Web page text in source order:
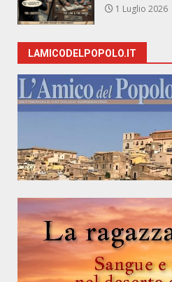
1 Luglio 2026
LAMICODELPOPOLO.IT